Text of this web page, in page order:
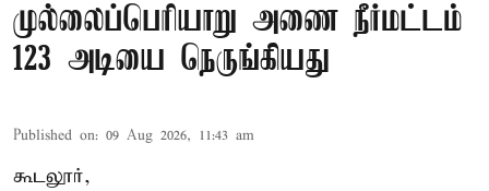
முல்லைப்பெரியாறு அணை நீர்மட்டம்
123 அடியை நெருங்கியது
Published on: 09 Aug 2026, 11:43 am
கூடலூர்,